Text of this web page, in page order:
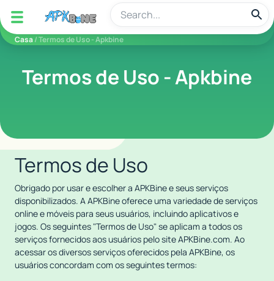
apkbine
Casa/ Termos de Uso - Apkbine
Termos de Uso - Apkbine
Termos de Uso
Obrigado por usar e escolher a APKBine e seus serviços
disponibilizados. A APKBine oferece uma variedade de serviços
online e móveis para seus usuários, incluindo aplicativos e
jogos. Os seguintes "Termos de Uso" se aplicam a todos os
serviços fornecidos aos usuários pelo site APKBine.com. Ao
acessar os diversos serviços oferecidos pela APKBine, os
usuários concordam com os seguintes termos: